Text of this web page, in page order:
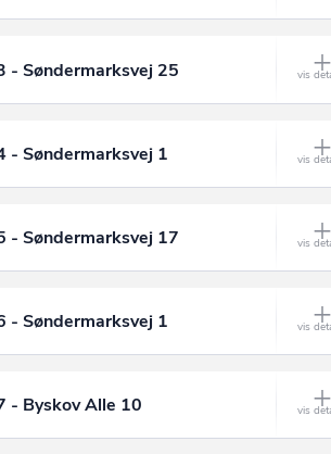
- Søndermarksvej 25
- Søndermarksvej 1
- Søndermarksvej 17
- Søndermarksvej 1
- Byskov Alle 10